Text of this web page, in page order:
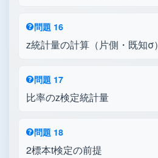
問題 16
z統計量の計算（片側・既知σ）
問題 17
比率のz検定統計量
問題 18
2標本t検定の前提